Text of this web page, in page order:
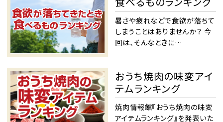
暑さや疲れなどで食欲が落ちて
しまうことはありませんか？ 今
回は、そんなときに…
おうち焼肉の味変アイ
テムランキング
焼肉情報館『おうち焼肉の味変
アイテムランキング』を発表いた